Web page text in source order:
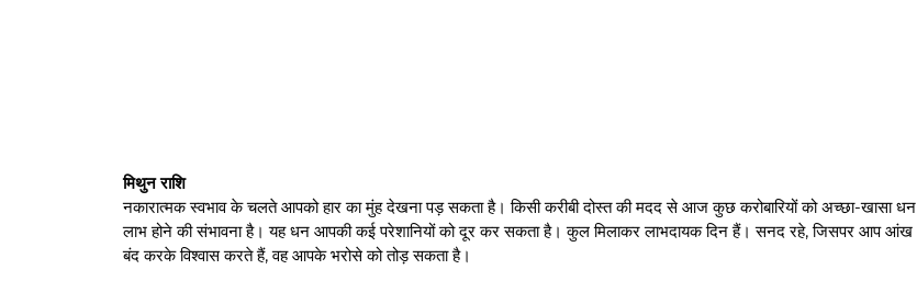
मिथुन राशि
नकारात्मक स्वभाव के चलते आपको हार का मुंह देखना पड़ सकता है। किसी करीबी दोस्त की मदद से आज कुछ करोबारियों को अच्छा-खासा धन
लाभ होने की संभावना है। यह धन आपकी कई परेशानियों को दूर कर सकता है। कुल मिलाकर लाभदायक दिन हैं। सनद रहे, जिसपर आप आंख
बंद करके विश्वास करते हैं, वह आपके भरोसे को तोड़ सकता है।